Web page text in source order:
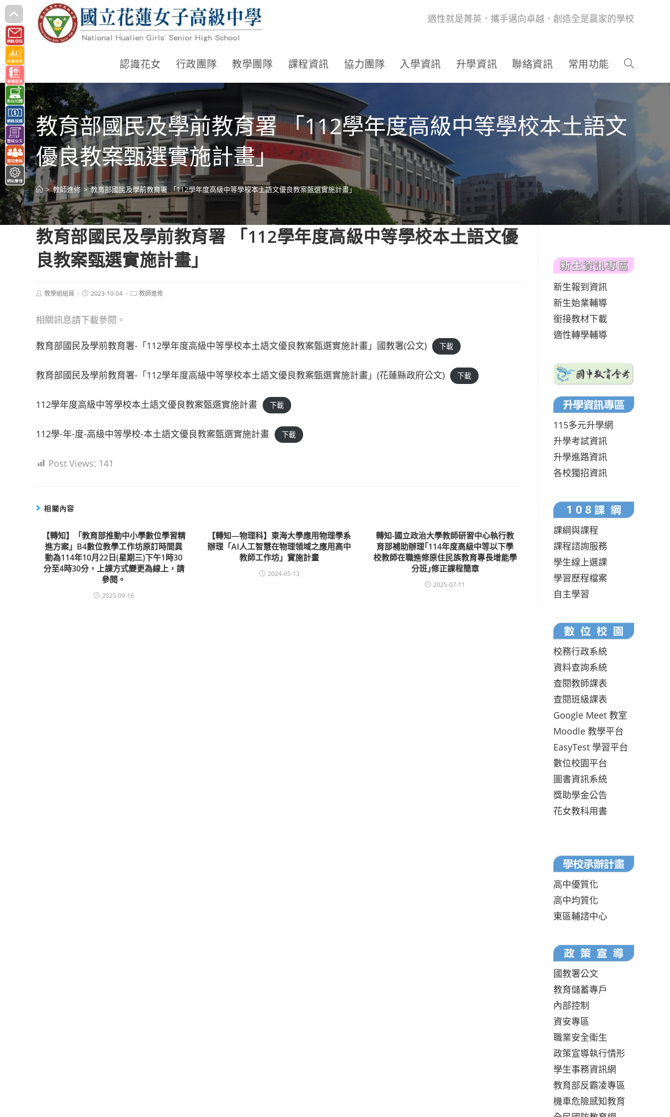
跳
轉
至
主
要
內
容
適性就是菁英．攜手邁向卓越．創造全是贏家的學校
認識花女 行政團隊 教學團隊 課程資訊 協力團隊 入學資訊 升學資訊 聯絡資訊 常用功能
教育部國民及學前教育署 「112學年度高級中等學校本土語文
優良教案甄選實施計畫」
> 教師進修 > 教育部國民及學前教育署 「112學年度高級中等學校本土語文優良教案甄選實施計畫」
教育部國民及學前教育署 「112學年度高級中等學校本土語文優
良教案甄選實施計畫」
Post教學組組員
Post2023-10-04
Post教師進修
相關訊息請下載參閱。
教育部國民及學前教育署-「112學年度高級中等學校本土語文優良教案甄選實施計畫」國教署(公文) 下載
教育部國民及學前教育署-「112學年度高級中等學校本土語文優良教案甄選實施計畫」(花蓮縣政府公文) 下載
112學年度高級中等學校本土語文優良教案甄選實施計畫 下載
112學-年-度-高級中等學校-本土語文優良教案甄選實施計畫 下載
Post Views: 141
相關內容
【轉知】「教育部推動中小學數位學習精
進方案」B4數位教學工作坊原訂時間異
動為114年10月22日(星期三)下午1時30
分至4時30分，上課方式變更為線上，請
參閱。
2025-09-16
【轉知—物理科】東海大學應用物理學系
辦理「AI人工智慧在物理領域之應用高中
教師工作坊」實施計畫
2024-05-13
轉知-國立政治大學教師研習中心執行教
育部補助辦理｢114年度高級中等以下學
校教師在職進修原住民族教育專長增能學
分班｣修正課程簡章
2025-07-11
新生報到資訊
新生始業輔導
銜接教材下載
適性轉學輔導
115多元升學網
升學考試資訊
升學進路資訊
各校獨招資訊
課綱與課程
課程諮詢服務
學生線上選課
學習歷程檔案
自主學習
校務行政系統
資料查詢系統
查閱教師課表
查閱班級課表
Google Meet 教室
Moodle 教學平台
EasyTest 學習平台
數位校園平台
圖書資訊系統
獎助學金公告
花女教科用書
高中優質化
高中均質化
東區輔諮中心
國教署公文
教育儲蓄專戶
內部控制
資安專區
職業安全衛生
政策宣導執行情形
學生事務資訊網
教育部反霸凌專區
機車危險感知教育